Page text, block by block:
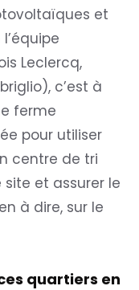
et
Leclercq,
c’est à
ferme
pour utiliser
centre de tri
et assurer le
à dire, sur le
quartiers en